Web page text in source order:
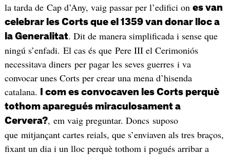
la tarda de Cap d’Any, vaig passar per l’edifici on es van
celebrar les Corts que el 1359 van donar lloc a
la Generalitat. Dit de manera simplificada i sense que
ningú s’enfadi. El cas és que Pere III el Cerimoniós
necessitava diners per pagar les seves guerres i va
convocar unes Corts per crear una mena d’hisenda
catalana.
I com es convocaven les Corts perquè
tothom aparegués miraculosament a
Cervera?, em vaig preguntar. Doncs suposo
que mitjançant cartes reials, que s’enviaven als tres braços,
fixant un dia i un lloc perquè tothom i pogués arribar a